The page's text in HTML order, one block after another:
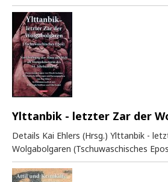
Ylttanbik - letzter Zar der
Details Kai Ehlers (Hrsg.) Ylttanbik -
Wolgabolgaren (Tschuwaschisches